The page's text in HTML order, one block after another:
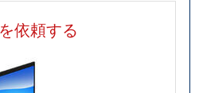
依頼する